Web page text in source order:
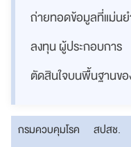
ถ่ายทอดข้อมูลที่แม่น
ลงทุน ผู้ประกอบการ
ตัดสินใจบนพื้นฐานของ
กรมควบคุมโรค สปสช.